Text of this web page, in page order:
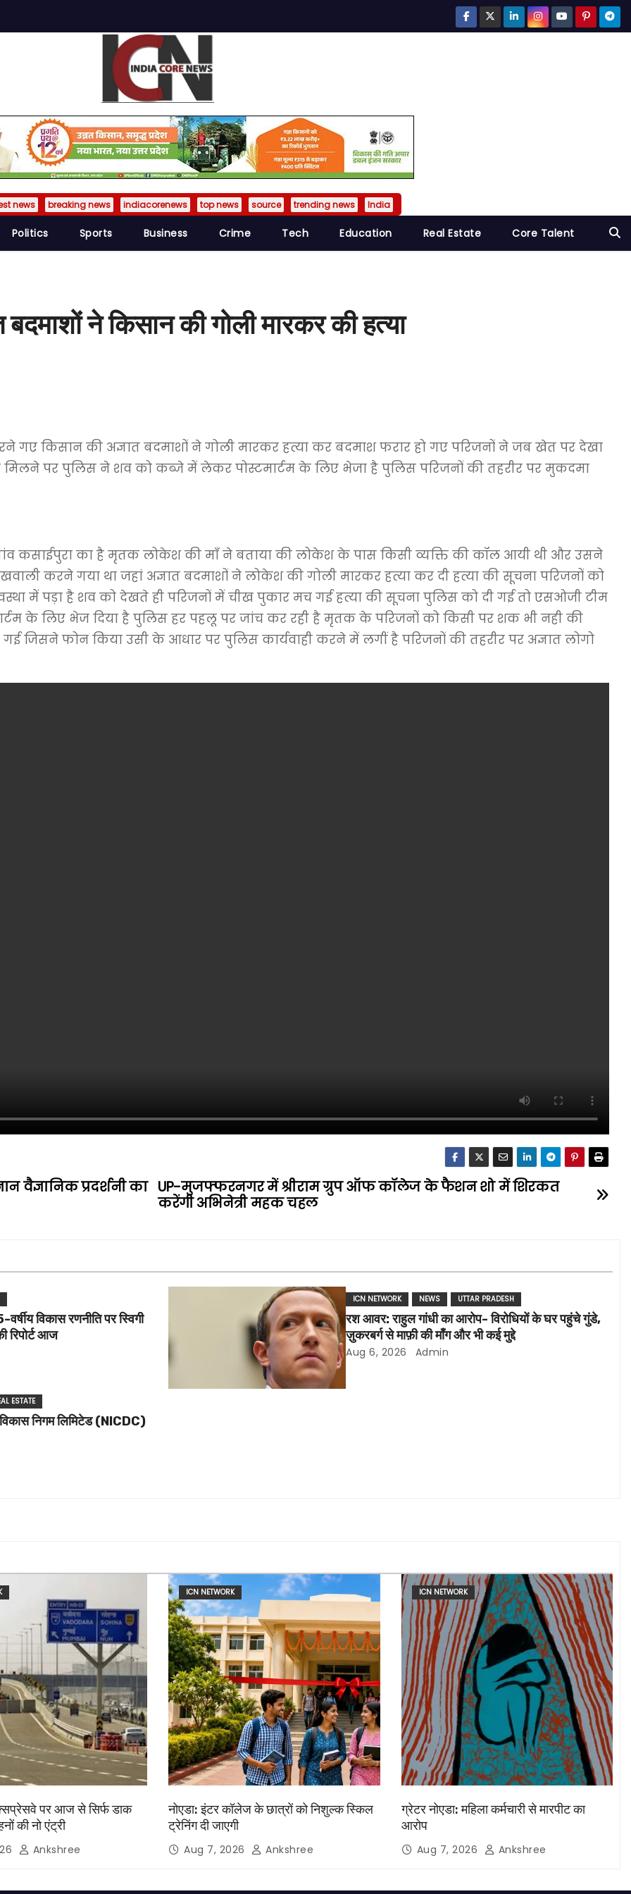
news breaking news indiacorenews top news source trending news India
Politics Sports Business Crime Tech Education Real Estate Core Talent
ने किसान की गोली मारकर की हत्या
गए किसान की अज्ञात बदमाशों ने गोली मारकर हत्या कर बदमाश फरार हो गए परिजनों ने जब खेत पर देखा
पर पुलिस ने शव को कब्जे में लेकर पोस्टमार्टम के लिए भेजा है पुलिस परिजनों की तहरीर पर मुकदमा
गांव कसाईपुरा का है मृतक लोकेश की माँ ने बताया की लोकेश के पास किसी व्यक्ति की कॉल आयी थी और उसने
करने गया था जहां अज्ञात बदमाशों ने लोकेश की गोली मारकर हत्या कर दी हत्या की सूचना परिजनों को
में पड़ा है शव को देखते ही परिजनों में चीख पुकार मच गई हत्या की सूचना पुलिस को दी गई तो एसओजी टीम
के लिए भेज दिया है पुलिस हर पहलू पर जांच कर रही है मृतक के परिजनों को किसी पर शक भी नही की
फोन किया उसी के आधार पर पुलिस कार्यवाही करने में लगीं है परिजनों की तहरीर पर अज्ञात लोगो
UP-मुजफ्फरनगर में श्रीराम ग्रुप ऑफ कॉलेज के फैशन शो में शिरकत
करेंगी अभिनेत्री महक चहल
वैज्ञानिक प्रदर्शनी का
विकास रणनीति पर स्विगी
रिपोर्ट आज
ICN NETWORK NEWS UTTAR PRADESH
रश आवर: राहुल गांधी का आरोप- विरोधियों के घर पहुंचे गुंडे,
ज़ुकरबर्ग से माफ़ी की माँग और भी कई मुद्दे
Aug 6, 2026 Admin
ESTATE
विकास निगम लिमिटेड (NICDC)
पर आज से सिर्फ डाक
की नो एंट्री
Ankshree
ICN NETWORK
नोएडा: इंटर कॉलेज के छात्रों को निशुल्क स्किल
ट्रेनिंग दी जाएगी
Aug 7, 2026 Ankshree
ICN NETWORK
ग्रेटर नोएडा: महिला कर्मचारी से मारपीट का
आरोप
Aug 7, 2026 Ankshree